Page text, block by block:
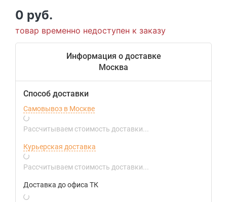
0 руб.
товар временно недоступен к заказу
Информация о доставке
Москва
Способ доставки
Самовывоз в Москве
Рассчитываем стоимость доставки...
Курьерская доставка
Рассчитываем стоимость доставки...
Доставка до офиса ТК